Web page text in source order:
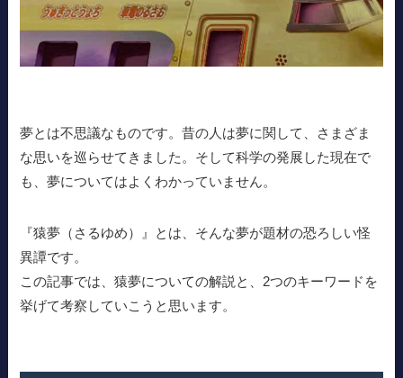
夢とは不思議なものです。昔の人は夢に関して、さまざま
な思いを巡らせてきました。そして科学の発展した現在で
も、夢についてはよくわかっていません。
『猿夢（さるゆめ）』とは、そんな夢が題材の恐ろしい怪
異譚です。
この記事では、猿夢についての解説と、2つのキーワードを
挙げて考察していこうと思います。